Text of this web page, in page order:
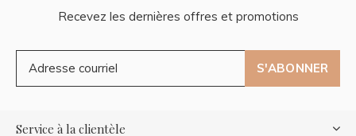
Recevez les dernières offres et promotions
S'ABONNER
Service à la clientèle